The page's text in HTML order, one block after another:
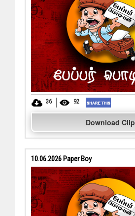
36 92
Download Clip
10.06.2026 Paper Boy